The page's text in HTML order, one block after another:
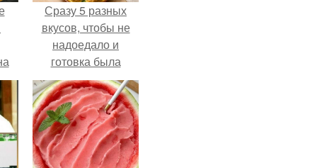
Сразу 5 разных
вкусов, чтобы не
надоедало и
готовка была
проще.